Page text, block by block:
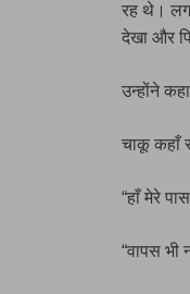
रह थे। लग
देखा और
उन्होंने
चाकू कहाँ
“हाँ मेरे
“वापस भी